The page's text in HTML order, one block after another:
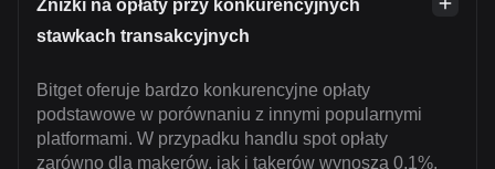
Zniżki na opłaty przy konkurencyjnych
stawkach transakcyjnych
Bitget oferuje bardzo konkurencyjne opłaty
podstawowe w porównaniu z innymi popularnymi
platformami. W przypadku handlu spot opłaty
zarówno dla makerów, jak i takerów wynoszą 0,1%.